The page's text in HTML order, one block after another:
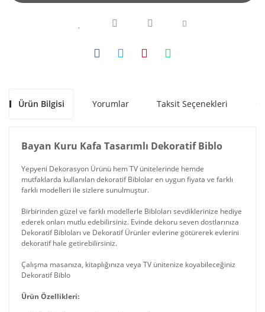
Ürün Bilgisi Yorumlar Taksit Seçenekleri
Bayan Kuru Kafa Tasarımlı Dekoratif Biblo
Yepyeni Dekorasyon Ürünü hem TV ünitelerinde hemde
mutfaklarda kullanılan dekoratif Biblolar en uygun fiyata ve farklı
farklı modelleri ile sizlere sunulmuştur.
Birbirinden güzel ve farklı modellerle Bibloları sevdiklerinize hediye
ederek onları mutlu edebilirsiniz. Evinde dekoru seven dostlarınıza
Dekoratif Bibloları ve Dekoratif Ürünler evlerine götürerek evlerini
dekoratif hale getirebilirsiniz.
Çalışma masanıza, kitaplığınıza veya TV ünitenize koyabileceğiniz
Dekoratif Biblo
Ürün Özellikleri: